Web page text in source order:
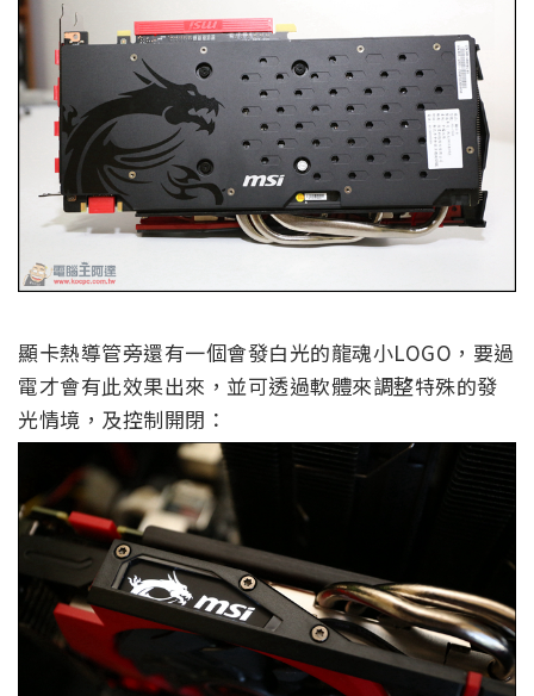
顯卡熱導管旁還有一個會發白光的龍魂小LOGO，要過
電才會有此效果出來，並可透過軟體來調整特殊的發
光情境，及控制開閉：